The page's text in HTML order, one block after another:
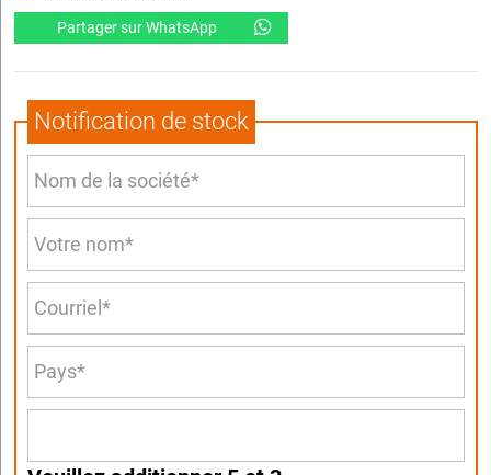
Partager sur WhatsApp
Notification de stock